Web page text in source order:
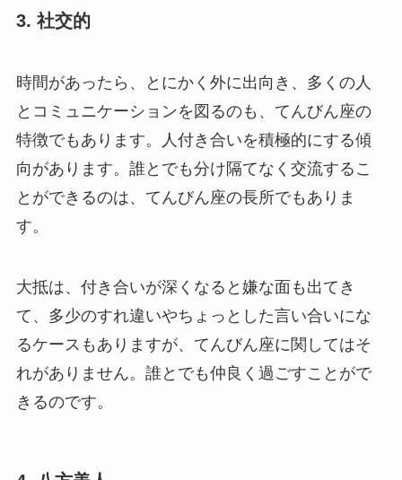
3. 社交的
時間があったら、とにかく外に出向き、多くの人
とコミュニケーションを図るのも、てんびん座の
特徴でもあります。人付き合いを積極的にする傾
向があります。誰とでも分け隔てなく交流するこ
とができるのは、てんびん座の長所でもありま
す。
大抵は、付き合いが深くなると嫌な面も出てき
て、多少のすれ違いやちょっとした言い合いにな
るケースもありますが、てんびん座に関してはそ
れがありません。誰とでも仲良く過ごすことがで
きるのです。